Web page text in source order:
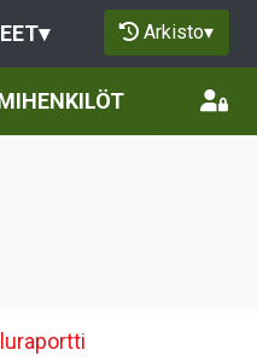
▾ Arkisto▾